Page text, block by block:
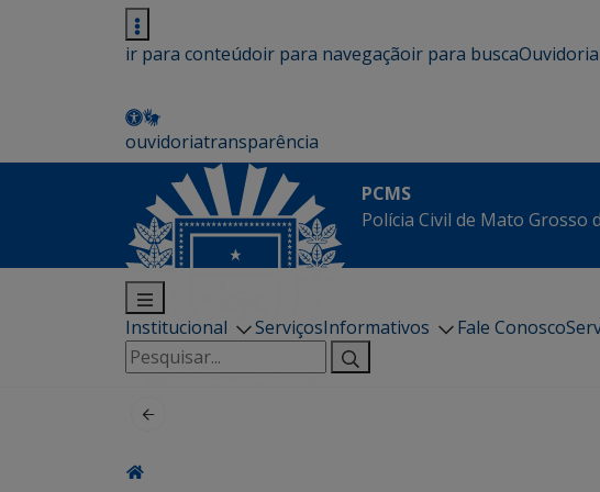
ir para conteúdoir para navegaçãoir para buscaOuvidoria
ouvidoriatransparência
PCMS
Polícia Civil de Mato Grosso
Institucional ServiçosInformativos Fale Conosco
Pesquisar
por: